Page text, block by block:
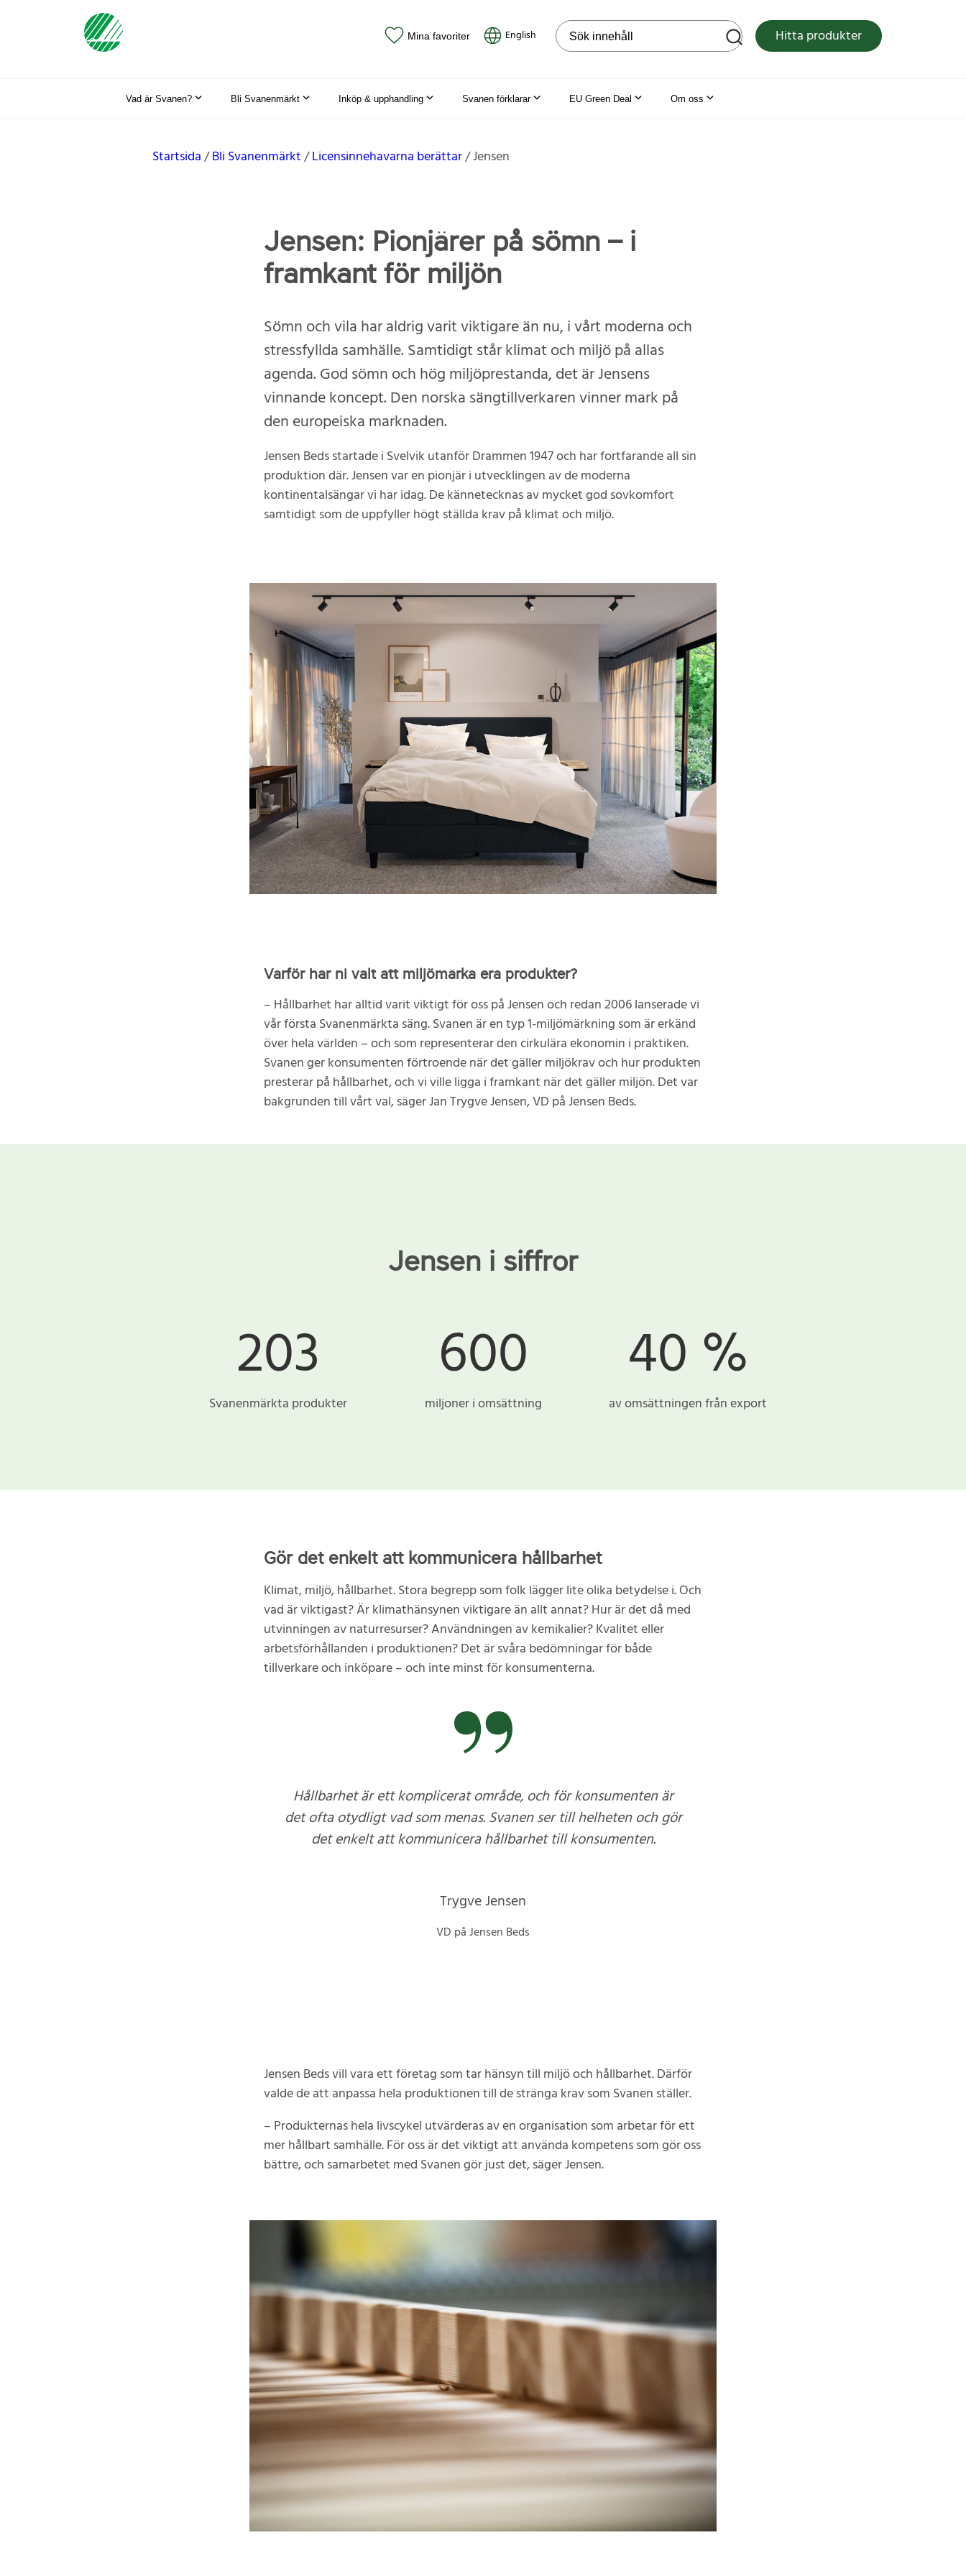
Mina favoriter English Sök på webbplatsen Hitta produkter
Vad är Svanen? Bli Svanenmärkt Inköp & upphandling Svanen förklarar EU Green Deal Om oss
Startsida Bli Svanenmärkt Licensinnehavarna berättar Jensen
Jensen: Pionjärer på sömn – i
framkant för miljön
Sömn och vila har aldrig varit viktigare än nu, i vårt moderna och
stressfyllda samhälle. Samtidigt står klimat och miljö på allas
agenda. God sömn och hög miljöprestanda, det är Jensens
vinnande koncept. Den norska sängtillverkaren vinner mark på
den europeiska marknaden.
Jensen Beds startade i Svelvik utanför Drammen 1947 och har fortfarande all sin
produktion där. Jensen var en pionjär i utvecklingen av de moderna
kontinentalsängar vi har idag. De kännetecknas av mycket god sovkomfort
samtidigt som de uppfyller högt ställda krav på klimat och miljö.
Varför har ni valt att miljömärka era produkter?
– Hållbarhet har alltid varit viktigt för oss på Jensen och redan 2006 lanserade vi
vår första Svanenmärkta säng. Svanen är en typ 1-miljömärkning som är erkänd
över hela världen – och som representerar den cirkulära ekonomin i praktiken.
Svanen ger konsumenten förtroende när det gäller miljökrav och hur produkten
presterar på hållbarhet, och vi ville ligga i framkant när det gäller miljön. Det var
bakgrunden till vårt val, säger Jan Trygve Jensen, VD på Jensen Beds.
Jensen i siffror
203
Svanenmärkta produkter
600
miljoner i omsättning
40 %
av omsättningen från export
Gör det enkelt att kommunicera hållbarhet
Klimat, miljö, hållbarhet. Stora begrepp som folk lägger lite olika betydelse i. Och
vad är viktigast? Är klimathänsynen viktigare än allt annat? Hur är det då med
utvinningen av naturresurser? Användningen av kemikalier? Kvalitet eller
arbetsförhållanden i produktionen? Det är svåra bedömningar för både
tillverkare och inköpare – och inte minst för konsumenterna.
Hållbarhet är ett komplicerat område, och för konsumenten är
det ofta otydligt vad som menas. Svanen ser till helheten och gör
det enkelt att kommunicera hållbarhet till konsumenten.
Trygve Jensen
VD på Jensen Beds
Jensen Beds vill vara ett företag som tar hänsyn till miljö och hållbarhet. Därför
valde de att anpassa hela produktionen till de stränga krav som Svanen ställer.
– Produkternas hela livscykel utvärderas av en organisation som arbetar för ett
mer hållbart samhälle. För oss är det viktigt att använda kompetens som gör oss
bättre, och samarbetet med Svanen gör just det, säger Jensen.